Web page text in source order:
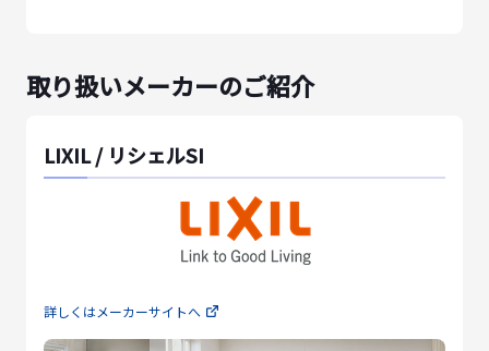
取り扱いメーカーのご紹介
LIXIL / リシェルSI
詳しくはメーカーサイトへ